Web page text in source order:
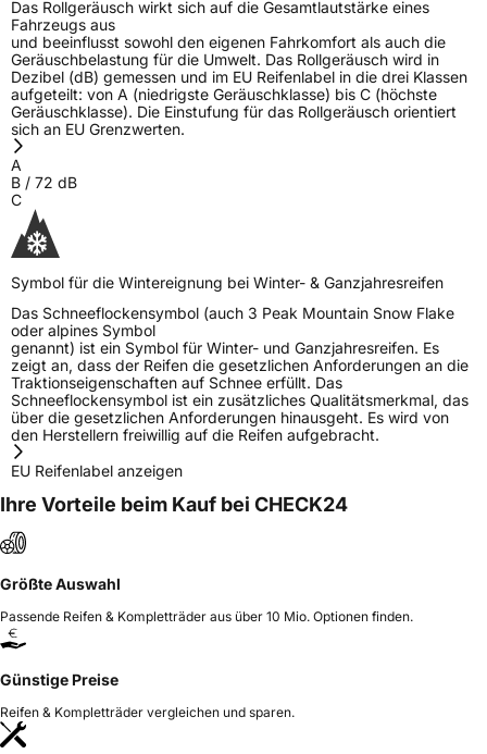
Fahrzeugklasse C1
3PMSF / Schneeflockensymbol / Alpine-SymbolJa
EisgripNein
EPREL ID
Allgemeine Produktsicherheit (GPSR)
Herstellerkontakt
liu.yang@hengfengtires.com
Verantwortliche
in der EU
SHG Consulting, YongAn Street Guangrao
County Dongying City Shandong Province
China, liu.yang@hengfengtires.com
Das Rollgeräusch wirkt sich auf die Gesamtlautstärke eines
Fahrzeugs aus
und beeinflusst sowohl den eigenen Fahrkomfort als auch die
Geräuschbelastung für die Umwelt. Das Rollgeräusch wird in
Dezibel (dB) gemessen und im EU Reifenlabel in die drei Klassen
aufgeteilt: von A (niedrigste Geräuschklasse) bis C (höchste
Geräuschklasse). Die Einstufung für das Rollgeräusch orientiert
sich an EU Grenzwerten.
A
B / 72 dB
C
Symbol für die Wintereignung bei Winter- & Ganzjahresreifen
Das Schneeflockensymbol (auch 3 Peak Mountain Snow Flake
oder alpines Symbol
genannt) ist ein Symbol für Winter- und Ganzjahresreifen. Es
zeigt an, dass der Reifen die gesetzlichen Anforderungen an die
Traktionseigenschaften auf Schnee erfüllt. Das
Schneeflockensymbol ist ein zusätzliches Qualitätsmerkmal, das
über die gesetzlichen Anforderungen hinausgeht. Es wird von
den Herstellern freiwillig auf die Reifen aufgebracht.
EU Reifenlabel anzeigen
Ihre Vorteile beim Kauf bei CHECK24
Größte Auswahl
Passende Reifen & Kompletträder aus über 10 Mio. Optionen finden.
Günstige Preise
Reifen & Kompletträder vergleichen und sparen.